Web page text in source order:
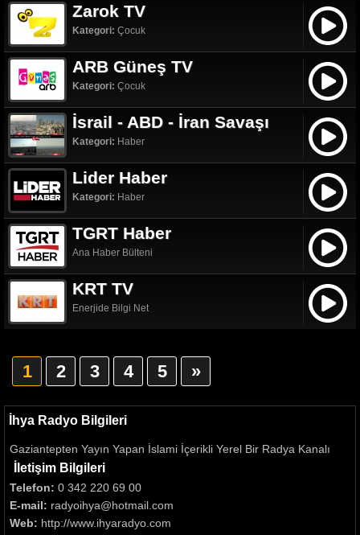
Zarok TV
Kategori: Çocuk
ARB Güneş TV
Kategori: Çocuk
İsrail - ABD - İran Savaşı
Kategori: Haber
Lider Haber
Kategori: Haber
TGRT Haber
Ana Haber Bülteni
KRT TV
Enerjide Bilgi Net
1 2 3 4 5 »
İhya Radyo Bilgileri
Gaziantepten Yayın Yapan İslami İçerikli Yerel Bir Radya Kanalı
İletişim Bilgileri
Telefon: 0 342 220 69 00
E-mail: radyoihya@hotmail.com
Web: http://www.ihyaradyo.com